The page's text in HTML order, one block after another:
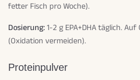
fetter Fisch pro Woche).
Dosierung:1-2 g EPA+DHA täglich.
(Oxidation vermeiden).
Proteinpulver